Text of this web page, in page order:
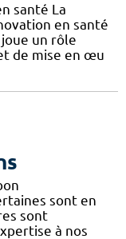
santé La
en santé
joue un rôle
de mise en œu
sont en
sont
à nos